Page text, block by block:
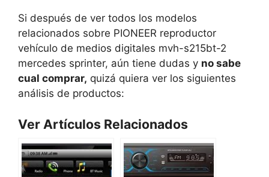
Si después de ver todos los modelos
relacionados sobre PIONEER reproductor
vehículo de medios digitales mvh-s215bt-2
mercedes sprinter, aún tiene dudas y no sabe
cual comprar, quizá quiera ver los siguientes
análisis de productos:
Ver Artículos Relacionados